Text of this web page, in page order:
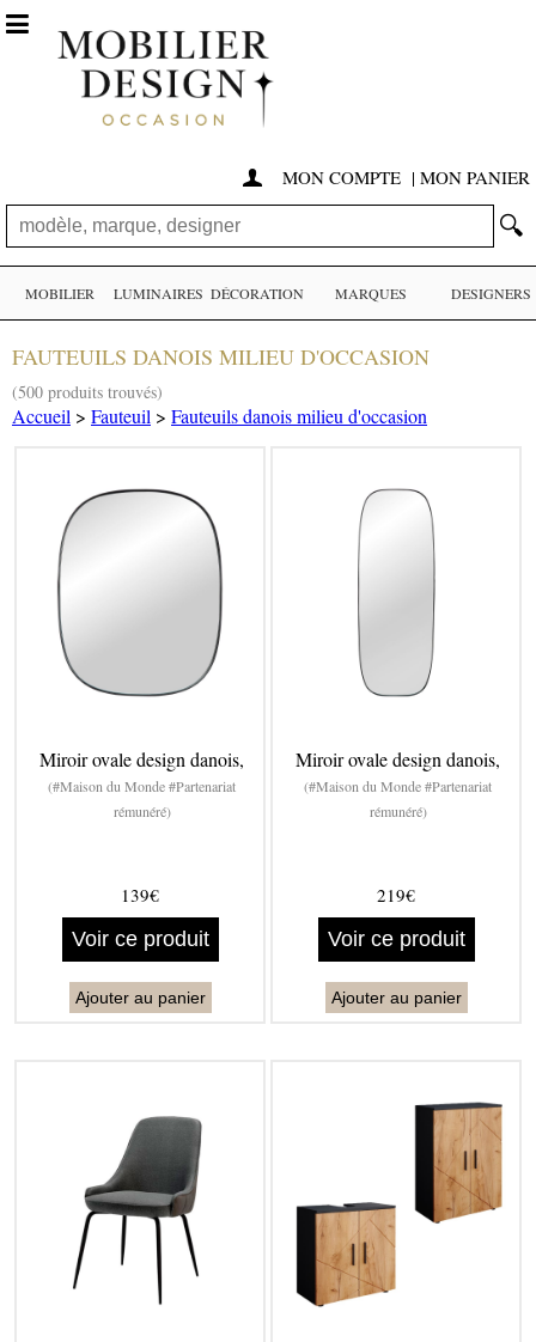
 MON COMPTE | MON PANIER
🔍

MOBILIER LUMINAIRES DÉCORATION MARQUES DESIGNERS
FAUTEUILS DANOIS MILIEU D'OCCASION
(500 produits trouvés)
Accueil > Fauteuil > Fauteuils danois milieu d'occasion
Miroir ovale design danois,
(#Maison du Monde #Partenariat
rémunéré)
139€
Voir ce produit
Ajouter au panier
Miroir ovale design danois,
(#Maison du Monde #Partenariat
rémunéré)
219€
Voir ce produit
Ajouter au panier